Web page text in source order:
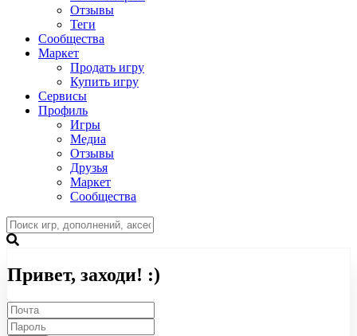
Отзывы
Теги
Сообщества
Маркет
Продать игру
Купить игру
Сервисы
Профиль
Игры
Медиа
Отзывы
Друзья
Маркет
Сообщества
Привет, заходи! :)